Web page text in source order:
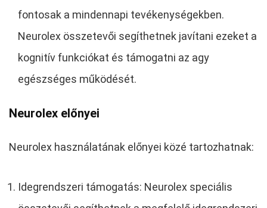
fontosak a mindennapi tevékenységekben.
Neurolex összetevői segíthetnek javítani ezeket a
kognitív funkciókat és támogatni az agy
egészséges működését.
Neurolex előnyei
Neurolex használatának előnyei közé tartozhatnak:
Idegrendszeri támogatás: Neurolex speciális